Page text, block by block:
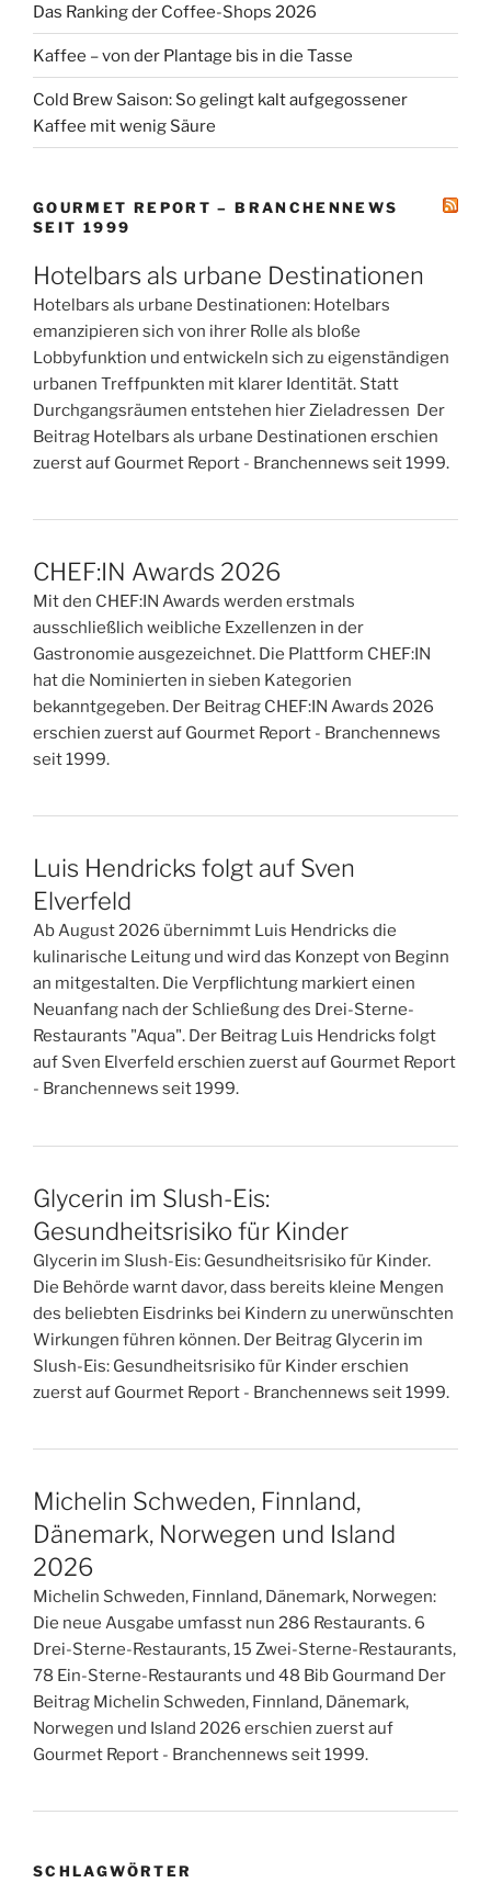
Das Ranking der Coffee-Shops 2026
Kaffee – von der Plantage bis in die Tasse
Cold Brew Saison: So gelingt kalt aufgegossener
Kaffee mit wenig Säure
GOURMET REPORT – BRANCHENNEWS
SEIT 1999
Hotelbars als urbane Destinationen
Hotelbars als urbane Destinationen: Hotelbars
emanzipieren sich von ihrer Rolle als bloße
Lobbyfunktion und entwickeln sich zu eigenständigen
urbanen Treffpunkten mit klarer Identität. Statt
Durchgangsräumen entstehen hier Zieladressen Der
Beitrag Hotelbars als urbane Destinationen erschien
zuerst auf Gourmet Report - Branchennews seit 1999.
CHEF:IN Awards 2026
Mit den CHEF:IN Awards werden erstmals
ausschließlich weibliche Exzellenzen in der
Gastronomie ausgezeichnet. Die Plattform CHEF:IN
hat die Nominierten in sieben Kategorien
bekanntgegeben. Der Beitrag CHEF:IN Awards 2026
erschien zuerst auf Gourmet Report - Branchennews
seit 1999.
Luis Hendricks folgt auf Sven
Elverfeld
Ab August 2026 übernimmt Luis Hendricks die
kulinarische Leitung und wird das Konzept von Beginn
an mitgestalten. Die Verpflichtung markiert einen
Neuanfang nach der Schließung des Drei-Sterne-
Restaurants "Aqua". Der Beitrag Luis Hendricks folgt
auf Sven Elverfeld erschien zuerst auf Gourmet Report
- Branchennews seit 1999.
Glycerin im Slush-Eis:
Gesundheitsrisiko für Kinder
Glycerin im Slush-Eis: Gesundheitsrisiko für Kinder.
Die Behörde warnt davor, dass bereits kleine Mengen
des beliebten Eisdrinks bei Kindern zu unerwünschten
Wirkungen führen können. Der Beitrag Glycerin im
Slush-Eis: Gesundheitsrisiko für Kinder erschien
zuerst auf Gourmet Report - Branchennews seit 1999.
Michelin Schweden, Finnland,
Dänemark, Norwegen und Island
2026
Michelin Schweden, Finnland, Dänemark, Norwegen:
Die neue Ausgabe umfasst nun 286 Restaurants. 6
Drei-Sterne-Restaurants, 15 Zwei-Sterne-Restaurants,
78 Ein-Sterne-Restaurants und 48 Bib Gourmand Der
Beitrag Michelin Schweden, Finnland, Dänemark,
Norwegen und Island 2026 erschien zuerst auf
Gourmet Report - Branchennews seit 1999.
SCHLAGWÖRTER